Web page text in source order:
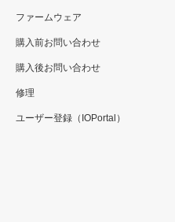
ファームウェア
購入前お問い合わせ
購入後お問い合わせ
修理
ユーザー登録（IOPortal）